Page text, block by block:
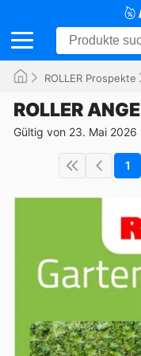
ROLLER Prospekte
ROLLER
Gültig von 23. Mai 2026
1